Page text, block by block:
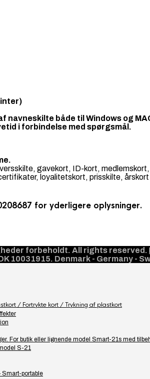
navneskilte både til Windows og
i forbindelse med spørgsmål.
gavekort, ID-kort,
loyalitetskort, prisskilte,
for yderligere oplysninger.
forbeholdt. All rights reserved.
10031915. Denmark - Germany -
/ Fortrykte kort / Trykning af plastkort
For butik eller lignende model Smart-21s med
S-21
Smart-portable